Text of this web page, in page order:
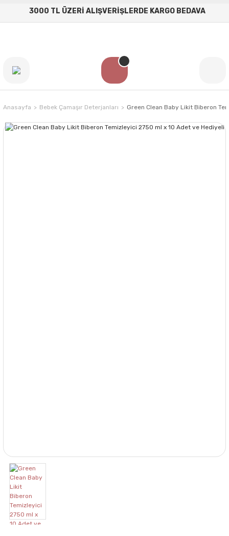
3000 TL ÜZERİ ALIŞVERİŞLERDE KARGO BEDAVA
Anasayfa Bebek Çamaşır Deterjanları Green Clean Baby Likit Biberon